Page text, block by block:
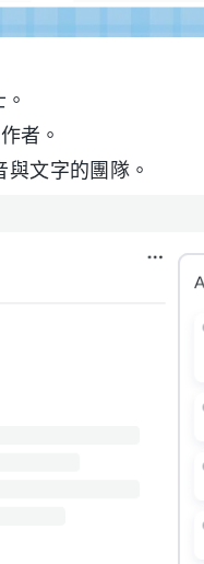
者。
文字的團隊。